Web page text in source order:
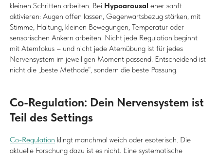
kleinen Schritten arbeiten. Bei Hypoarousal eher sanft
aktivieren: Augen offen lassen, Gegenwartsbezug stärken, mit
Stimme, Haltung, kleinen Bewegungen, Temperatur oder
sensorischen Ankern arbeiten. Nicht jede Regulation beginnt
mit Atemfokus – und nicht jede Atemübung ist für jedes
Nervensystem im jeweiligen Moment passend. Entscheidend ist
nicht die „beste Methode“, sondern die beste Passung.
Co-Regulation: Dein Nervensystem ist
Teil des Settings
Co-Regulation klingt manchmal weich oder esoterisch. Die
aktuelle Forschung dazu ist es nicht. Eine systematische